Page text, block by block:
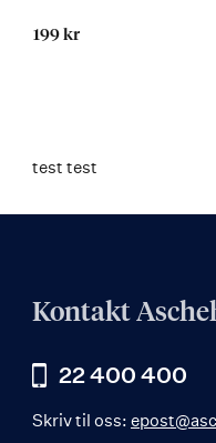
199 kr
test test
Kontakt
22 400 400
Skriv til oss: